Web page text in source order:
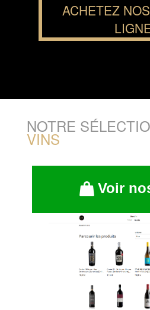
ACHETEZ
NOTRE
VINS
Voir